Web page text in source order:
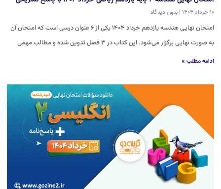
۱۰ خرداد ۱۴۰۴ بدون دیدگاه
امتحان نهایی هندسه یازدهم خرداد ۱۴۰۴ یکی از ۶ عنوان درسی است که امتحان آن
به صورت نهایی برگزار می‌شود. این کتاب در ۳ فصل تدوین شده و مطالب مهمی
ادامه مطلب »